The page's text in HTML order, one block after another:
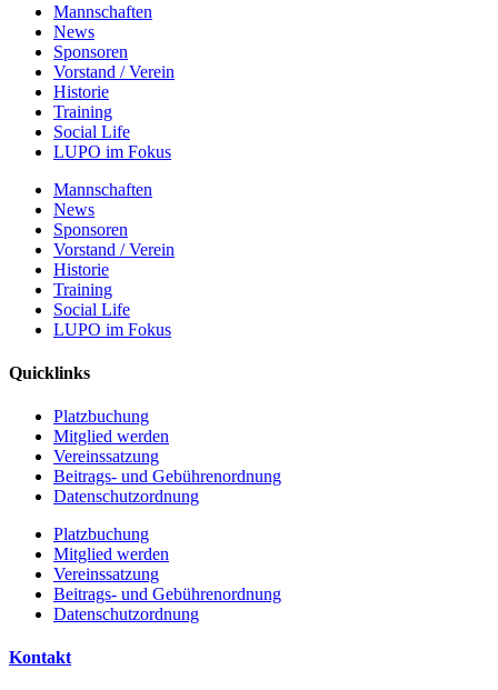
Mannschaften
News
Sponsoren
Vorstand / Verein
Historie
Training
Social Life
LUPO im Fokus
Mannschaften
News
Sponsoren
Vorstand / Verein
Historie
Training
Social Life
LUPO im Fokus
Quicklinks
Platzbuchung
Mitglied werden
Vereinssatzung
Beitrags- und Gebührenordnung
Datenschutzordnung
Platzbuchung
Mitglied werden
Vereinssatzung
Beitrags- und Gebührenordnung
Datenschutzordnung
Kontakt